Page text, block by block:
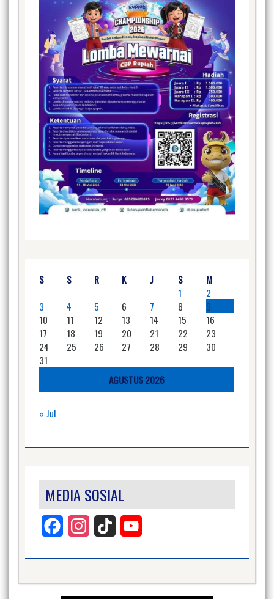
AGUSTUS 2026
S S R K J S
M
1
2
3
4 5 6 7 8
9
10
11 12 13 14 15
16
17
18 19 20 21 22
23
24
25 26 27 28 29
30
31
« Jul
MEDIA SOSIAL
Facebook InstagramTikTok